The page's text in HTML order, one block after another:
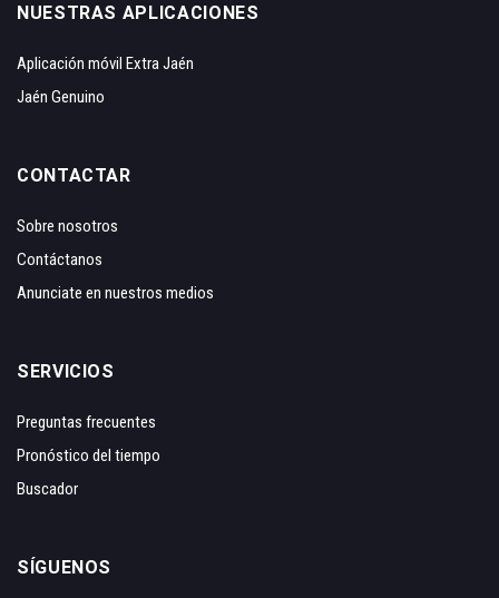
NUESTRAS APLICACIONES
Aplicación móvil Extra Jaén
Jaén Genuino
CONTACTAR
Sobre nosotros
Contáctanos
Anunciate en nuestros medios
SERVICIOS
Preguntas frecuentes
Pronóstico del tiempo
Buscador
SÍGUENOS